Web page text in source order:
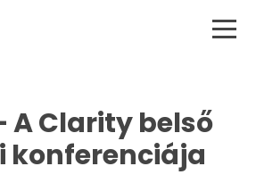
A Clarity belső
konferenciája